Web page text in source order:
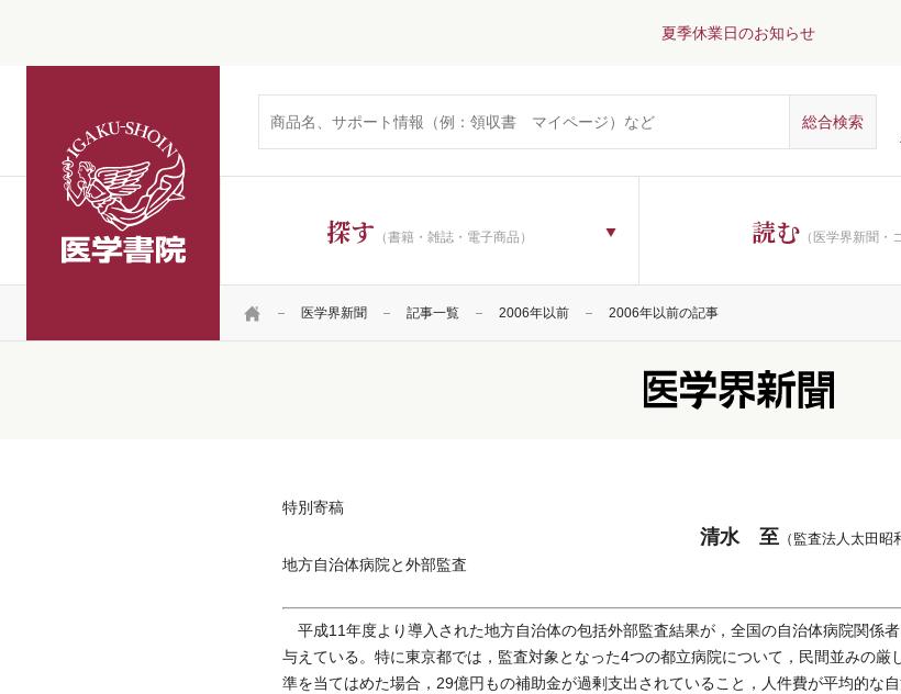
夏季休業日のお知らせ
探す （書籍・雑誌・電子商品） 読む （医学界新聞・
HOME 医学界新聞 記事一覧 2006年以前 2006年以前の記事
特別寄稿
清水 至 （監査法人太田
地方自治体病院と外部監査
平成11年度より導入された地方自治体の包括外部監査結果が，全国の自治体病院関係
与えている。特に東京都では，監査対象となった4つの都立病院について，民間並みの厳
準を当てはめた場合，29億円もの補助金が過剰支出されていること，人件費が平均的な